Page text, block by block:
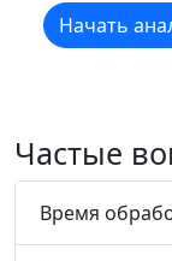
Начать
Частые
Время